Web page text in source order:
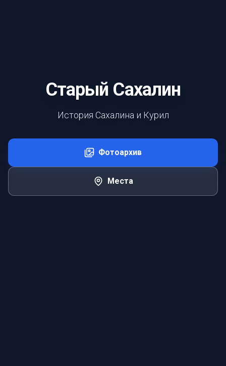
Старый Сахалин
История Сахалина и Курил
Фотоархив
Места